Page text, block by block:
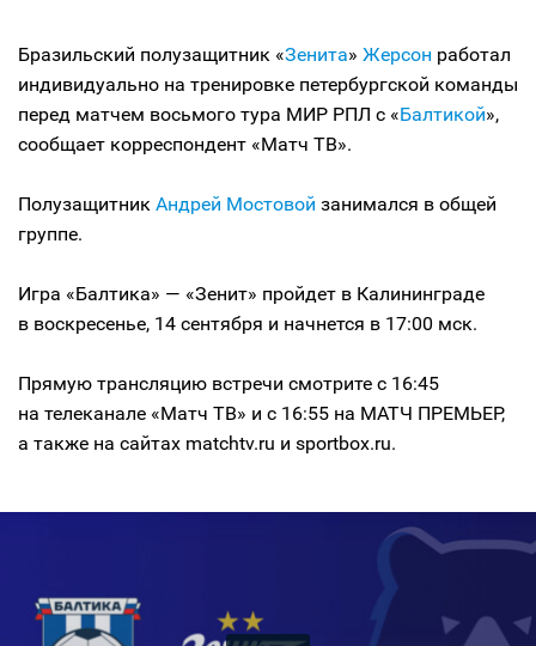
Бразильский полузащитник «Зенита» Жерсон работал
индивидуально на тренировке петербургской команды
перед матчем восьмого тура МИР РПЛ с «Балтикой»,
сообщает корреспондент «Матч ТВ».
Полузащитник Андрей Мостовой занимался в общей
группе.
Игра «Балтика» — «Зенит» пройдет в Калининграде
в воскресенье, 14 сентября и начнется в 17:00 мск.
Прямую трансляцию встречи смотрите с 16:45
на телеканале «Матч ТВ» и с 16:55 на МАТЧ ПРЕМЬЕР,
а также на сайтах matchtv.ru и sportbox.ru.